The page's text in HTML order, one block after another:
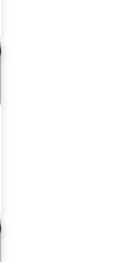
favoritter
favoritter